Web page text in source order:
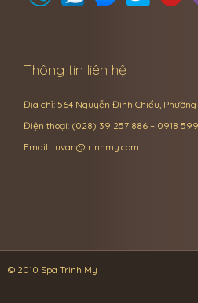
Thông tin liên hệ
Địa chỉ: 564 Nguyễn Đình Chiểu, Phường
Điện thoại: (028) 39 257 886 – 0918 599
Email: tuvan@trinhmy.com
© 2010 Spa Trinh My